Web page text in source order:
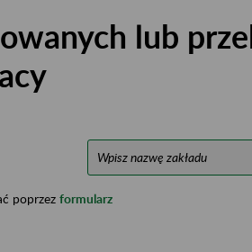
lub
poprzez formularz